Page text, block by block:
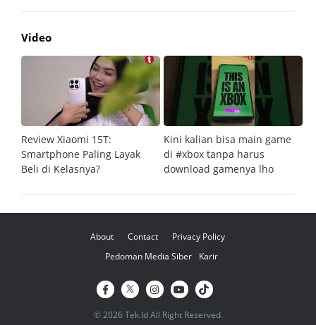
Video
Review Xiaomi 15T:
Smartphone Paling Layak
Beli di Kelasnya?
Kini kalian bisa main game
di #xbox tanpa harus
download gamenya lho
About Contact
Privacy Policy
Pedoman Media Siber
Karir
© 2026 Tek.Id All Right Reserved.